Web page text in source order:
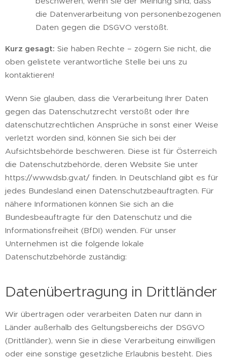
die Datenverarbeitung von personenbezogenen
Daten gegen die DSGVO verstößt.
Kurz gesagt: Sie haben Rechte – zögern Sie nicht, die
oben gelistete verantwortliche Stelle bei uns zu
kontaktieren!
Wenn Sie glauben, dass die Verarbeitung Ihrer Daten
gegen das Datenschutzrecht verstößt oder Ihre
datenschutzrechtlichen Ansprüche in sonst einer Weise
verletzt worden sind, können Sie sich bei der
Aufsichtsbehörde beschweren. Diese ist für Österreich
die Datenschutzbehörde, deren Website Sie unter
https://www.dsb.gv.at/ finden. In Deutschland gibt es für
jedes Bundesland einen Datenschutzbeauftragten. Für
nähere Informationen können Sie sich an die
Bundesbeauftragte für den Datenschutz und die
Informationsfreiheit (BfDI) wenden. Für unser
Unternehmen ist die folgende lokale
Datenschutzbehörde zuständig:
Datenübertragung in Drittländer
Wir übertragen oder verarbeiten Daten nur dann in
Länder außerhalb des Geltungsbereichs der DSGVO
(Drittländer), wenn Sie in diese Verarbeitung einwilligen
oder eine sonstige gesetzliche Erlaubnis besteht. Dies